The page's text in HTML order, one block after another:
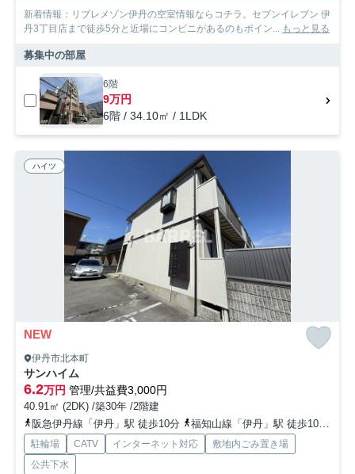
新着情報：リブレメゾン伊丹の空室情報ならコチラ。セブンイレブン 伊
丹3丁目店まで徒歩5分と近場にコンビニがあるのもポイン... もっと見る
募集中の部屋
6階
9万円
6階 / 34.10㎡ / 1LDK
ハイツ
NEW
伊丹市北本町
サンハイム
6.2万円 管理/共益費3,000円
40.91㎡ (2DK) /築30年 /2階建
阪急伊丹線「伊丹」駅 徒歩10分
福知山線「伊丹」駅 徒歩10分
駐輪場 CATV インターネット対応
敷地内ごみ置き場
公共下水